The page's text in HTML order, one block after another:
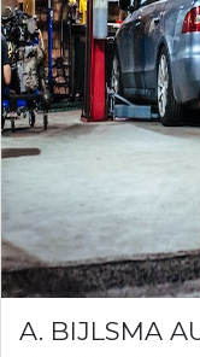
A. BIJLSMA